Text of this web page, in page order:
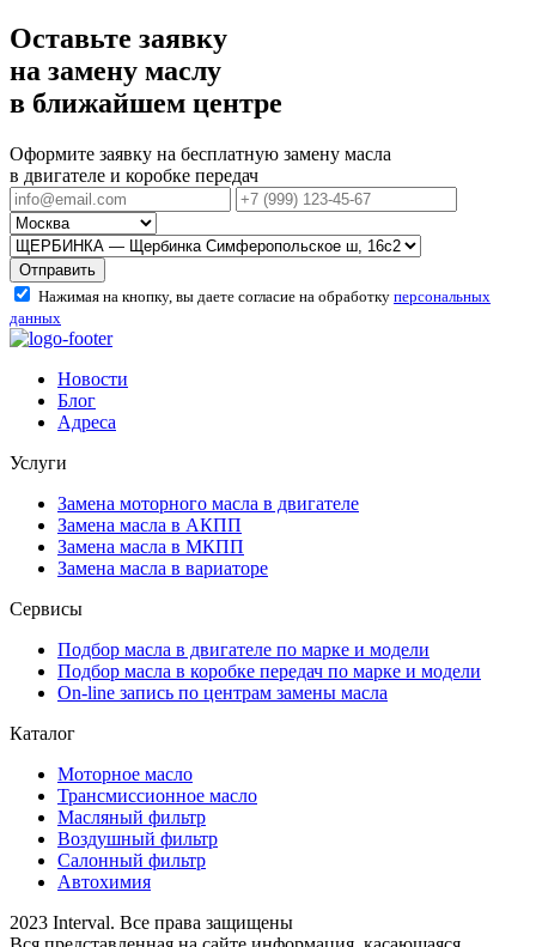
Оставьте заявку
на замену маслу
в ближайшем центре
Оформите заявку на бесплатную замену масла
в двигателе и коробке передач
Отправить
Нажимая на кнопку, вы даете согласие на обработку персональных
данных
Новости
Блог
Адреса
Услуги
Замена моторного масла в двигателе
Замена масла в АКПП
Замена масла в МКПП
Замена масла в вариаторе
Сервисы
Подбор масла в двигателе по марке и модели
Подбор масла в коробке передач по марке и модели
On-line запись по центрам замены масла
Каталог
Моторное масло
Трансмиссионное масло
Масляный фильтр
Воздушный фильтр
Салонный фильтр
Автохимия
2023 Interval. Все права защищены